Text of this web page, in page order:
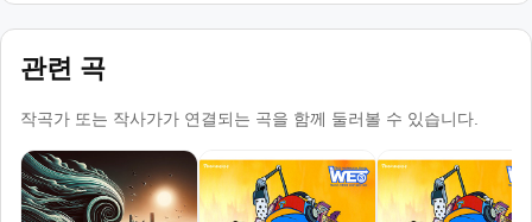
관련 곡
작곡가 또는 작사가가 연결되는 곡을 함께 둘러볼 수 있습니다.